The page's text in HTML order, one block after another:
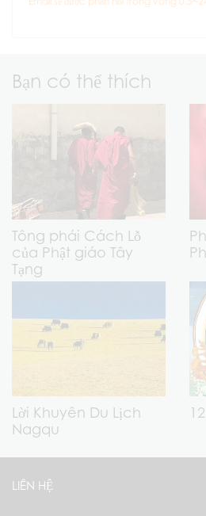
Bạn có thể thích
Tông phái Cách Lỗ
của Phật giáo Tây
Tạng
Lời Khuyên Du Lịch
Nagqu
LIÊN HỆ